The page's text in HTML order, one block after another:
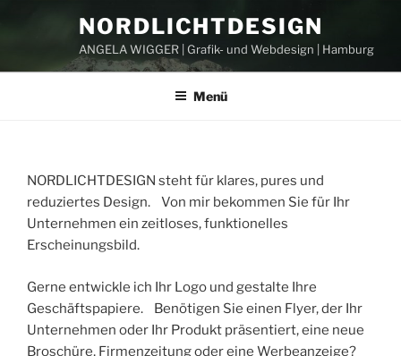
NORDLICHTDESIGN
ANGELA WIGGER | Grafik- und Webdesign | Hamburg
Menü
AM
NORDLICHTDESIGN steht für klares, pures und
reduziertes Design. Von mir bekommen Sie für Ihr
Unternehmen ein zeitloses, funktionelles
Erscheinungsbild.
Gerne entwickle ich Ihr Logo und gestalte Ihre
Geschäftspapiere. Benötigen Sie einen Flyer, der Ihr
Unternehmen oder Ihr Produkt präsentiert, eine neue
Broschüre, Firmenzeitung oder eine Werbeanzeige?